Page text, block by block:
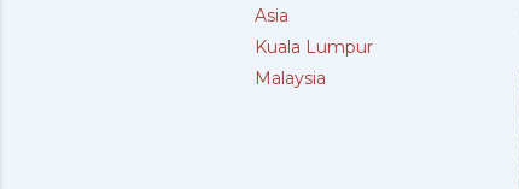
Asia
Kuala Lumpur
Malaysia